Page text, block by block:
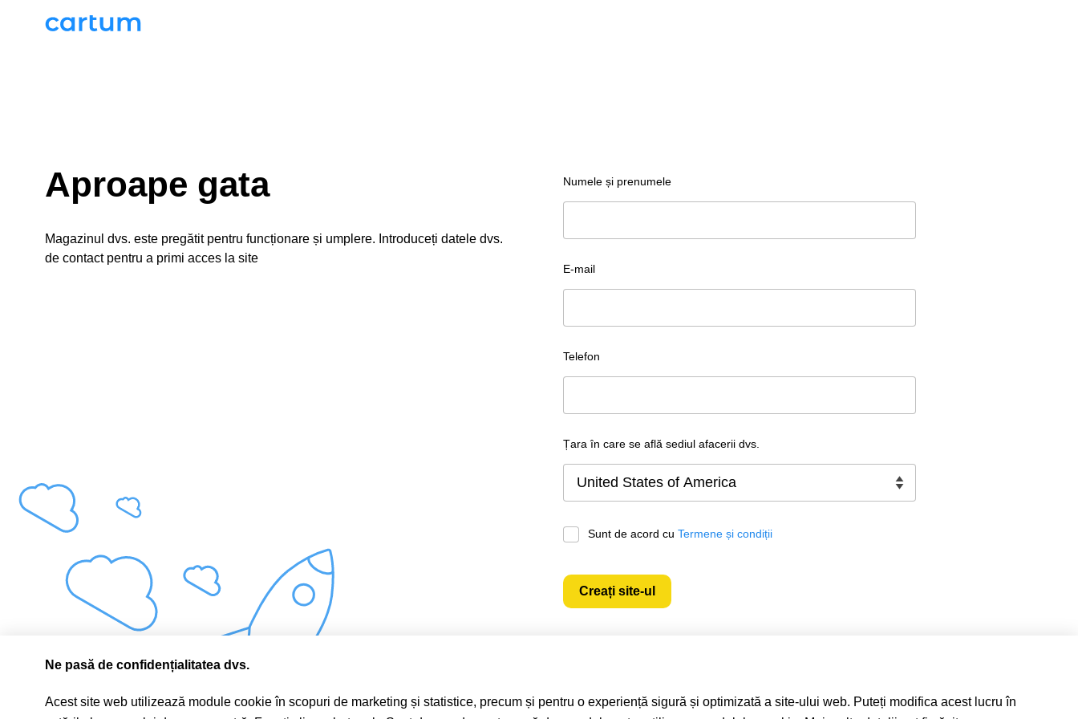
Aproape gata
Magazinul dvs. este pregătit pentru funcționare și umplere. Introduceți datele dvs.
de contact pentru a primi acces la site
Numele și prenumele
E-mail
Telefon
Țara în care se află sediul afacerii dvs.
Sunt de acord cu Termene și condiții
Creați site-ul
Ne pasă de confidențialitatea dvs.
Acest site web utilizează module cookie în scopuri de marketing și statistice, precum și pentru o experiență sigură și optimizată a site-ului web. Puteți modifica acest lucru în